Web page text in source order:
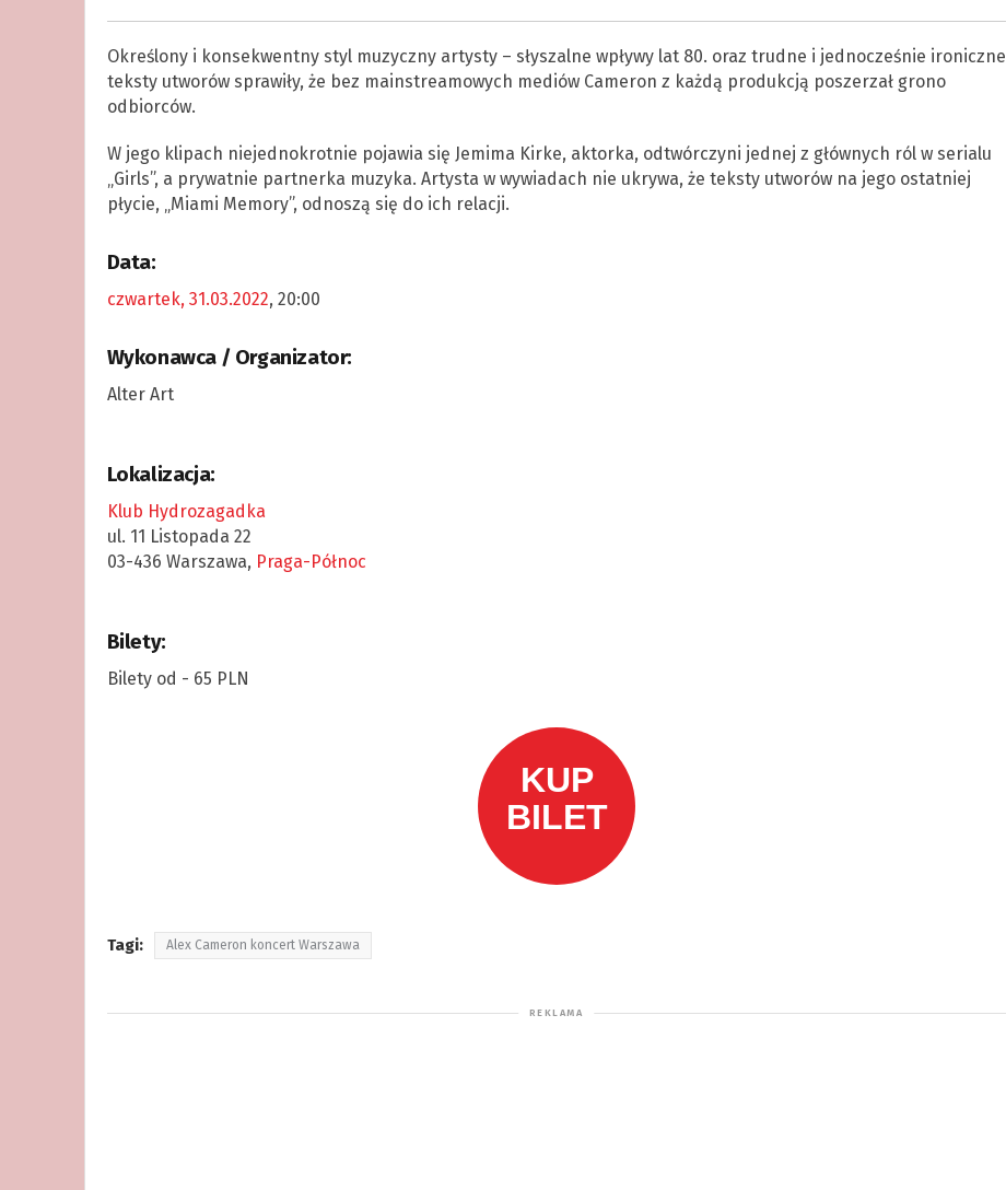
Określony i konsekwentny styl muzyczny artysty – słyszalne wpływy lat 80. oraz trudne i jednocześnie ironiczne
teksty utworów sprawiły, że bez mainstreamowych mediów Cameron z każdą produkcją poszerzał grono
odbiorców.
W jego klipach niejednokrotnie pojawia się Jemima Kirke, aktorka, odtwórczyni jednej z głównych ról w serialu
„Girls”, a prywatnie partnerka muzyka. Artysta w wywiadach nie ukrywa, że teksty utworów na jego ostatniej
płycie, „Miami Memory”, odnoszą się do ich relacji.
Data:
czwartek, 31.03.2022, 20:00
Wykonawca / Organizator:
Alter Art
Lokalizacja:
Klub Hydrozagadka
ul. 11 Listopada 22
03-436 Warszawa, Praga-Północ
Bilety:
Bilety od - 65 PLN
Tagi: Alex Cameron koncert Warszawa